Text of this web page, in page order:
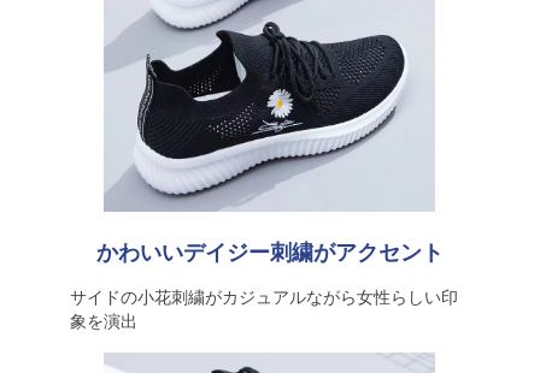
かわいいデイジー刺繍がアクセント
サイドの小花刺繍がカジュアルながら女性らしい印
象を演出